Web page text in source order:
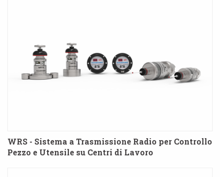
WRS - Sistema a Trasmissione Radio per Controllo
Pezzo e Utensile su Centri di Lavoro